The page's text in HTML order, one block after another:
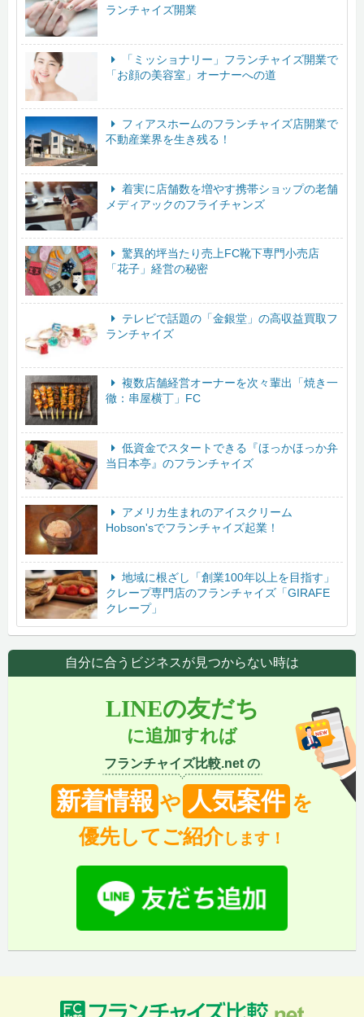
ランチャイズ開業
「ミッショナリー」フランチャイズ開業で
「お顔の美容室」オーナーへの道
フィアスホームのフランチャイズ店開業で
不動産業界を生き残る！
着実に店舗数を増やす携帯ショップの老舗
メディアックのフライチャンズ
驚異的坪当たり売上FC靴下専門小売店
「花子」経営の秘密
テレビで話題の「金銀堂」の高収益買取フ
ランチャイズ
複数店舗経営オーナーを次々輩出「焼き一
徹：串屋横丁」FC
低資金でスタートできる『ほっかほっか弁
当日本亭』のフランチャイズ
アメリカ生まれのアイスクリーム
Hobson'sでフランチャイズ起業！
地域に根ざし「創業100年以上を目指す」
クレープ専門店のフランチャイズ「GIRAFE
クレープ」
自分に合うビジネスが見つからない時は
LINEの友だち
に追加すれば
フランチャイズ比較.net の
新着情報 や 人気案件 を
優先してご紹介します！